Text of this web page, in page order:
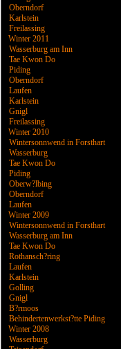
Oberndorf
Karlstein
Freilassing
Winter 2011
Wasserburg am Inn
Tae Kwon Do
Piding
Oberndorf
Laufen
Karlstein
Gnigl
Freilassing
Winter 2010
Wintersonnwend in Forsthart
Wasserburg
Tae Kwon Do
Piding
Oberw?lbing
Oberndorf
Laufen
Winter 2009
Wintersonnwend in Forsthart
Wasserburg am Inn
Tae Kwon Do
Rothansch?ring
Laufen
Karlstein
Golling
Gnigl
B?rmoos
Behindertenwerkst?tte Piding
Winter 2008
Wasserburg